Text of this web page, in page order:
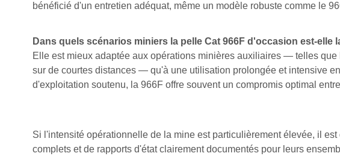
bénéficié d'un entretien adéquat, même un modèle robuste comme le
Dans quels scénarios miniers la pelle Cat 966F d'occasion est-elle
Elle est mieux adaptée aux opérations minières auxiliaires — telles
sur de courtes distances — qu'à une utilisation prolongée et intensive
d'exploitation soutenu, la 966F offre souvent un compromis optimal
Si l'intensité opérationnelle de la mine est particulièrement élevée, il
complets et de rapports d'état clairement documentés pour leurs